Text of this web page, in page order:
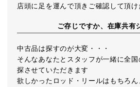
店頭に足を運んで頂きご確認して頂け
ご存じですか、在庫共有
中古品は探すのが大変・・・
そんなあなたとスタッフが一緒に全
探させていただきます
欲しかったロッド・リールはもちろ